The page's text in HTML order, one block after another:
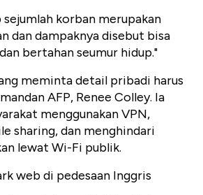
sejumlah korban merupakan
dan dampaknya disebut bisa
bertahan seumur hidup."
meminta detail pribadi harus
AFP, Renee Colley. Ia
menggunakan VPN,
sharing, dan menghindari
lewat Wi-Fi publik.
web di pedesaan Inggris